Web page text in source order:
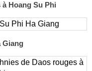
Hoang Su Phi
Giang